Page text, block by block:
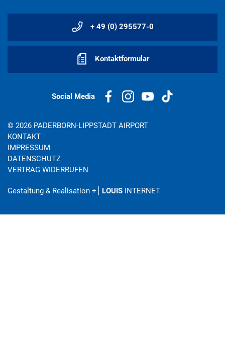
+ 49 (0) 295577-0
Kontaktformular
Social Media
© 2026 PADERBORN-LIPPSTADT AIRPORT
KONTAKT
IMPRESSUM
DATENSCHUTZ
VERTRAG WIDERRUFEN
Gestaltung & Realisation + LOUIS INTERNET